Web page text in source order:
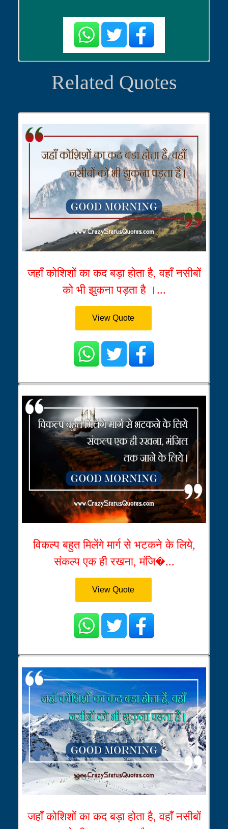
Related Quotes
जहाँ कोशिशों का कद बड़ा होता है, वहाँ नसीबों
को भी झुकना पड़ता है ।...
View Quote
विकल्प बहुत मिलेंगे मार्ग से भटकने के लिये,
संकल्प एक ही रखना, मंजि�...
View Quote
जहाँ कोशिशों का कद बड़ा होता है, वहाँ नसीबों